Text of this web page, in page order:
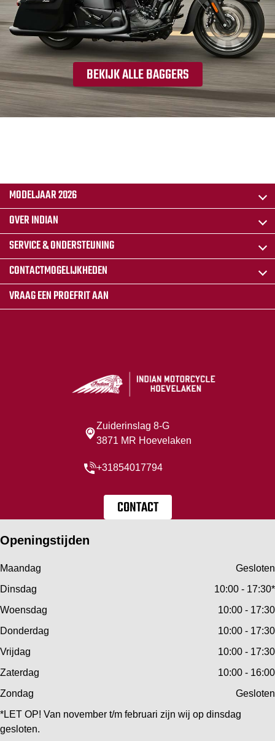
BEKIJK ALLE BAGGERS
MODELJAAR 2026
OVER INDIAN
SERVICE & ONDERSTEUNING
CONTACTMOGELIJKHEDEN
VRAAG EEN PROEFRIT AAN
Zuiderinslag 8-G
3871 MR Hoevelaken
+31854017794
CONTACT
Openingstijden
Maandag
Gesloten
Dinsdag
10:00 - 17:30*
Woensdag
10:00 - 17:30
Donderdag
10:00 - 17:30
Vrijdag
10:00 - 17:30
Zaterdag
10:00 - 16:00
Zondag
Gesloten
*LET OP! Van november t/m februari zijn wij op dinsdag
gesloten.